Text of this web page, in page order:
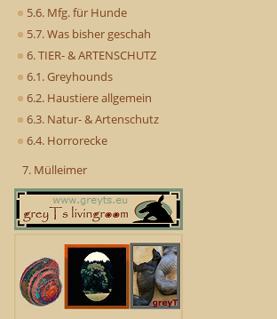
5.6. Mfg. für Hunde
5.7. Was bisher geschah
6. TIER- & ARTENSCHUTZ
6.1. Greyhounds
6.2. Haustiere allgemein
6.3. Natur- & Artenschutz
6.4. Horrorecke
7. Mülleimer